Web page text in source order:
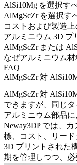
AlSi10Mg を選択す
AlMgScZr を選択す
コストおよび製造
アルミニウム 3D プ
AlMgScZr または
なぜアルミニウム材
FAQ
AlMgScZr 対
AlMgScZr 対
できますが、同じ
アルミニウム部品
Neway3DP では、
標、コスト、リー
3D プリントされた
期を管理しつつ、必